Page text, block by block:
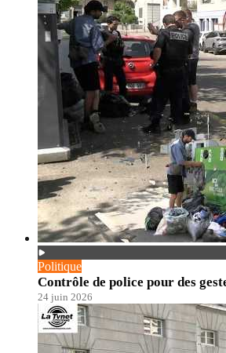
Politique
Contrôle de police pour des
24 juin 2026